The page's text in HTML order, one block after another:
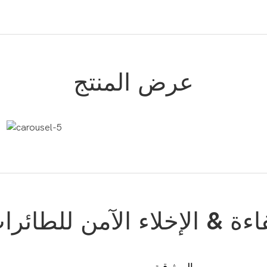
عرض المنتج
& الإخلاء الآمن